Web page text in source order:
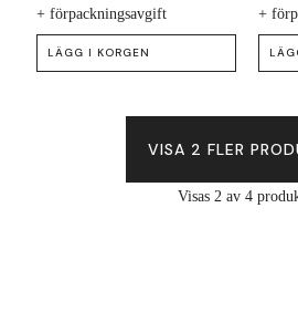
+ förpackningsavgift
LÄGG I KORGEN
+
VISA 2 FLER
Visas 2 av 4